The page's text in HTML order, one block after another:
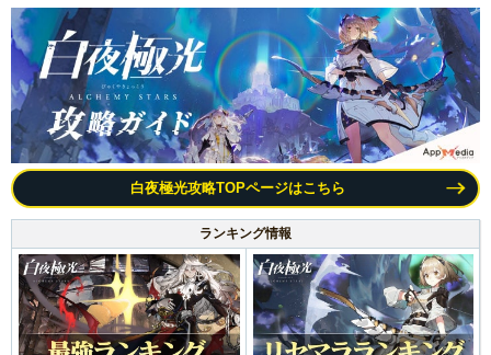
白夜極光攻略TOPページはこちら
ランキング情報